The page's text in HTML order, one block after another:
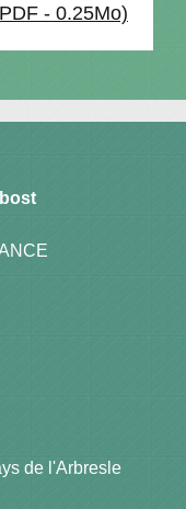
- 0.25Mo)
de l'Arbresle